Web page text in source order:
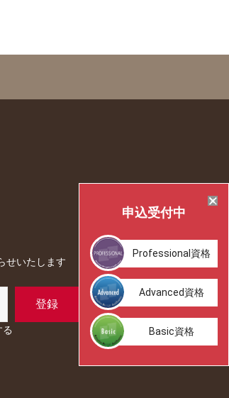
申込受付中
Professional 資格
Advanced資格
Basic資格
せいたします